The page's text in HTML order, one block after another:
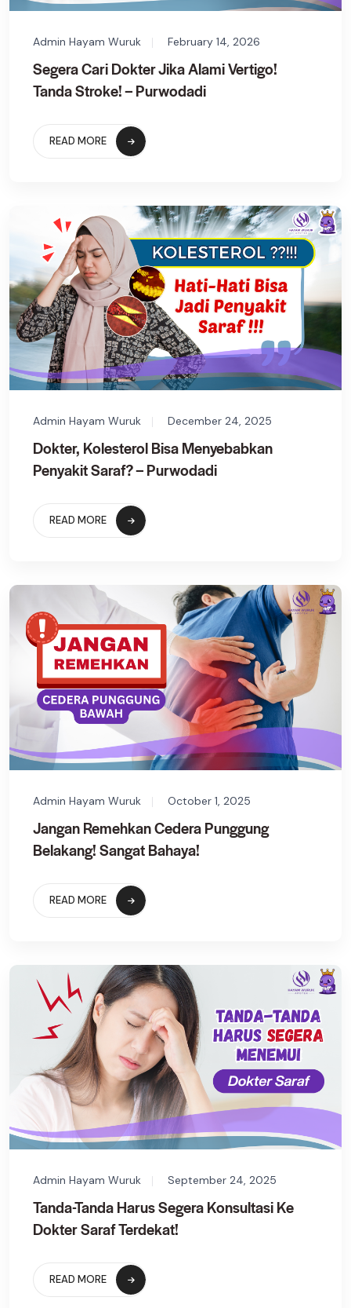
Admin Hayam Wuruk February 14, 2026
Segera Cari Dokter Jika Alami Vertigo!
Tanda Stroke! – Purwodadi
READ MORE
Admin Hayam Wuruk December 24, 2025
Dokter, Kolesterol Bisa Menyebabkan
Penyakit Saraf? – Purwodadi
READ MORE
Admin Hayam Wuruk October 1, 2025
Jangan Remehkan Cedera Punggung
Belakang! Sangat Bahaya!
READ MORE
Admin Hayam Wuruk September 24, 2025
Tanda-Tanda Harus Segera Konsultasi Ke
Dokter Saraf Terdekat!
READ MORE